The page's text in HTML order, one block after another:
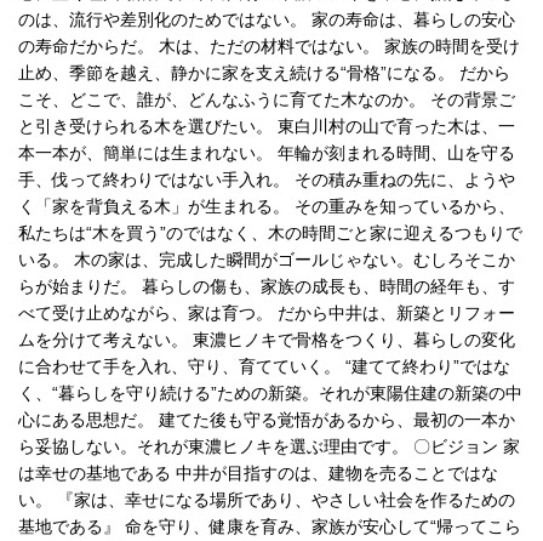
のは、流行や差別化のためではない。 家の寿命は、暮らしの安心
の寿命だからだ。 木は、ただの材料ではない。 家族の時間を受け
止め、季節を越え、静かに家を支え続ける“骨格”になる。 だから
こそ、どこで、誰が、どんなふうに育てた木なのか。 その背景ご
と引き受けられる木を選びたい。 東白川村の山で育った木は、一
本一本が、簡単には生まれない。 年輪が刻まれる時間、山を守る
手、伐って終わりではない手入れ。 その積み重ねの先に、ようや
く「家を背負える木」が生まれる。 その重みを知っているから、
私たちは“木を買う”のではなく、木の時間ごと家に迎えるつもりで
いる。 木の家は、完成した瞬間がゴールじゃない。むしろそこか
らが始まりだ。 暮らしの傷も、家族の成長も、時間の経年も、す
べて受け止めながら、家は育つ。 だから中井は、新築とリフォー
ムを分けて考えない。 東濃ヒノキで骨格をつくり、暮らしの変化
に合わせて手を入れ、守り、育てていく。 “建てて終わり”ではな
く、“暮らしを守り続ける”ための新築。それが東陽住建の新築の中
心にある思想だ。 建てた後も守る覚悟があるから、最初の一本か
ら妥協しない。それが東濃ヒノキを選ぶ理由です。 〇ビジョン 家
は幸せの基地である 中井が目指すのは、建物を売ることではな
い。 『家は、幸せになる場所であり、やさしい社会を作るための
基地である』 命を守り、健康を育み、家族が安心して“帰ってこら